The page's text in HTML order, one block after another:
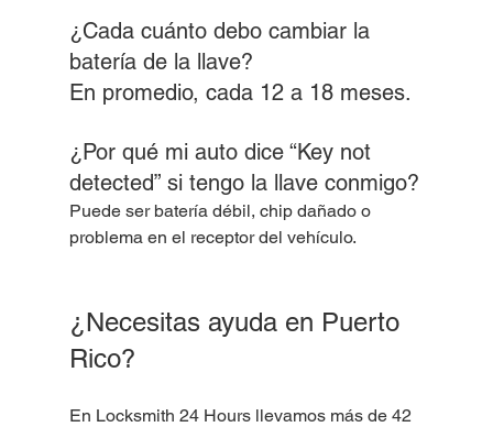
¿Cada cuánto debo cambiar la
batería de la llave?
En promedio, cada 12 a 18 meses.
¿Por qué mi auto dice “Key not
detected” si tengo la llave conmigo?
Puede ser batería débil, chip dañado o
problema en el receptor del vehículo.
¿Necesitas ayuda en Puerto
Rico?
En Locksmith 24 Hours llevamos más de 42